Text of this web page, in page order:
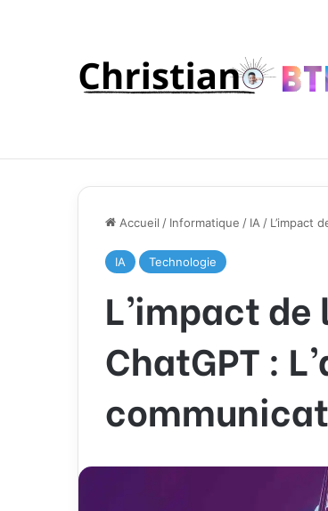
Accueil / Informatique / IA / L’impact
IA Technologie
L’impact
ChatGPT :